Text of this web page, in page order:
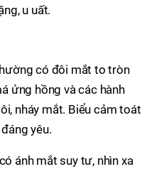
u uất.
có đôi mắt to tròn
ửng hồng và các hành
nháy mắt. Biểu cảm toát
yêu.
ánh mắt suy tư, nhìn xa